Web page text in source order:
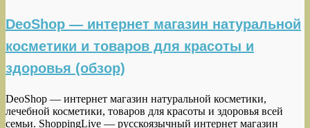
DeoShop — интернет магазин натуральной
косметики и товаров для красоты и
здоровья (обзор)
DeoShop — интернет магазин натуральной косметики,
лечебной косметики, товаров для красоты и здоровья всей
семьи. ShoppingLive — русскоязычный интернет магазин